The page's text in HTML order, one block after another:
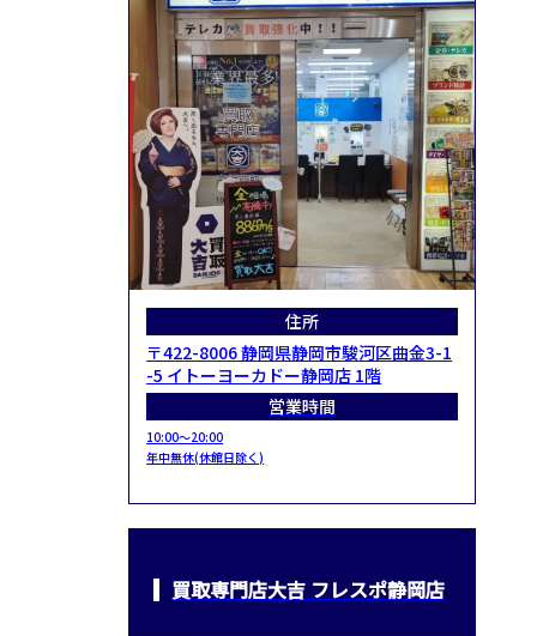
住所
〒422-8006 静岡県静岡市駿河区曲金3-1
-5 イトーヨーカドー静岡店 1階
営業時間
10:00～20:00
年中無休(休館日除く)
買取専門店大吉 フレスポ静岡店